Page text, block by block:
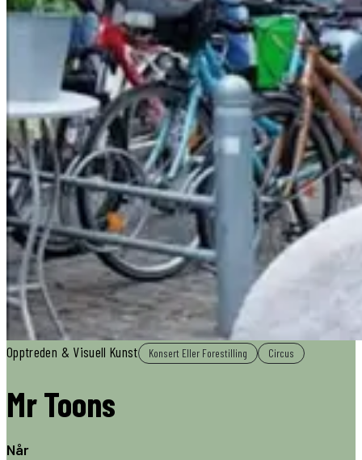
Opptreden & Visuell Kunst Konsert Eller Forestilling Circus
Mr Toons
Når